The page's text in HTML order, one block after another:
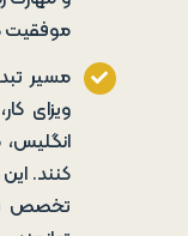
موفقیت
مسیر
ویزای
انگلیس،
کنند.
تخصص